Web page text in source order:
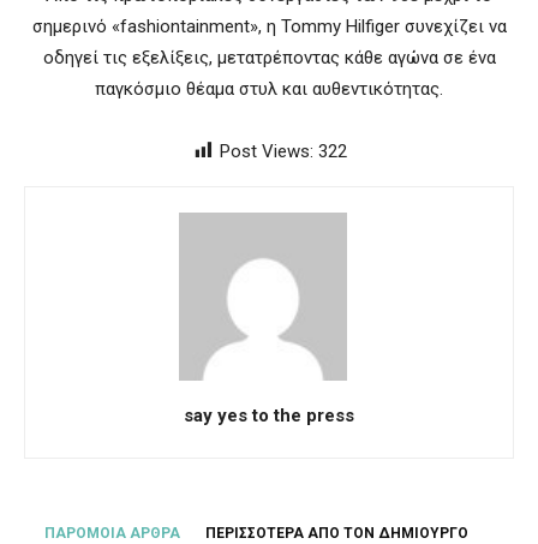
σημερινό «fashiontainment», η Tommy Hilfiger συνεχίζει να
οδηγεί τις εξελίξεις, μετατρέποντας κάθε αγώνα σε ένα
παγκόσμιο θέαμα στυλ και αυθεντικότητας.
Post Views: 322
say yes to the press
ΠΑΡΟΜΟΙΑ ΑΡΘΡΑ ΠΕΡΙΣΣΟΤΕΡΑ ΑΠΟ ΤΟΝ ΔΗΜΙΟΥΡΓΟ